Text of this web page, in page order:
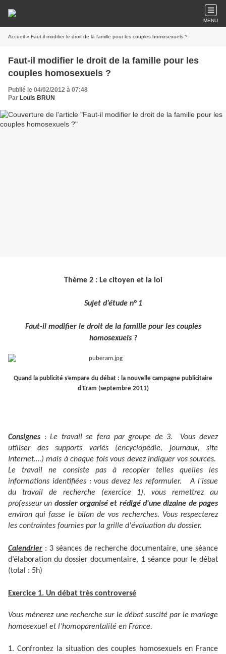
MENU
Accueil » Faut-il modifier le droit de la famille pour les couples homosexuels ?
Faut-il modifier le droit de la famille pour les
couples homosexuels ?
Publié le 04/02/2012 à 07:48
Par Louis BRUN
Thème 2 : Le citoyen et la loi
Sujet d’étude n° 1
Faut-il modifier le droit de la famille pour les couples
homosexuels ?
Quand la publicité s’empare du débat : la nouvelle campagne publicitaire
d’Eram (septembre 2011)
Consignes :Le travail se fera par groupe de 3. Vous devez
utiliser des supports variés (encyclopédie, journaux, site
Internet….) mais à chaque fois vous devez indiquer vos sources.
Le travail ne consiste pas à recopier telles quelles les
informations identifiées : vous devez les reformuler. A l'issue
du travail de recherche (exercice 1), vous remettrez au
professeur un dossier organisé et rédigé d'une dizaine de pages
environ qui fasse le bilan de vos recherches. Vous respecterez
les contraintes fournies par la grille d'évaluation du dossier.
Calendrier : 3 séances de recherche documentaire, une séance
d’élaboration du dossier documentaire, 1 séance pour le débat
(total : 5h)
Exercice 1. Un débat très controversé
Vous mènerez une recherche sur le débat suscité par le mariage
homosexuel et l’homoparentalité en France.
1. Confrontez la situation des couples homosexuels en France